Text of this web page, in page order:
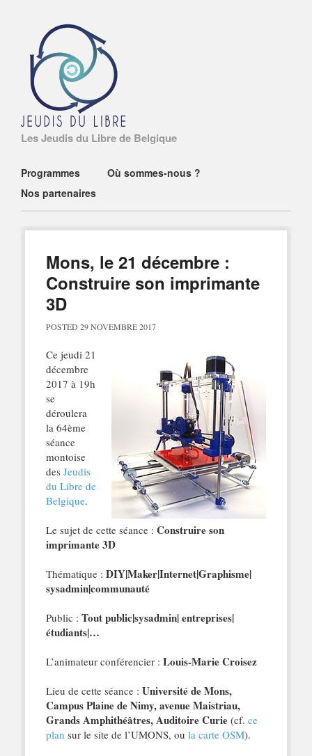
Les Jeudis du Libre de Belgique
Main menu
Skip
to
content
Programmes
Où sommes-nous ?
Nos partenaires
Mons, le 21 décembre :
Construire son imprimante
3D
POSTED 29 NOVEMBRE 2017
Ce jeudi 21
décembre
2017 à 19h
se
déroulera
la 64ème
séance
montoise
des Jeudis
du Libre de
Belgique.
Le sujet de cette séance : Construire son
imprimante 3D
Thématique : DIY|Maker|Internet|Graphisme|
sysadmin|communauté
Public : Tout public|sysadmin| entreprises|
étudiants|…
L’animateur conférencier : Louis-Marie Croisez
Lieu de cette séance : Université de Mons,
Campus Plaine de Nimy, avenue Maistriau,
Grands Amphithéâtres, Auditoire Curie(cf. ce
plan sur le site de l’UMONS, ou la carte OSM).